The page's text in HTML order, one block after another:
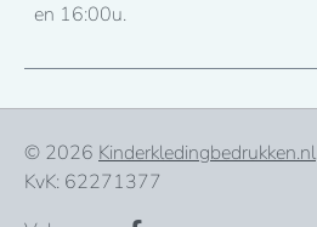
en 16:00u.
© 2026 Kinderkledingbedrukken.nl
KvK: 62271377